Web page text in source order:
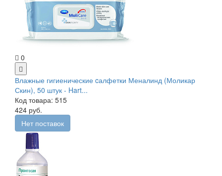
0
Влажные гигиенические cалфетки Меналинд (Моликар
Скин), 50 штук - Hart...
Код товара: 515
424 руб.
Нет поставок